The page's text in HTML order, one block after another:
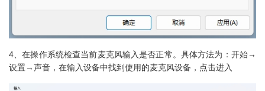
4、在操作系统检查当前麦克风输入是否正常。具体方法为：开始→
设置→声音，在输入设备中找到使用的麦克风设备，点击进入